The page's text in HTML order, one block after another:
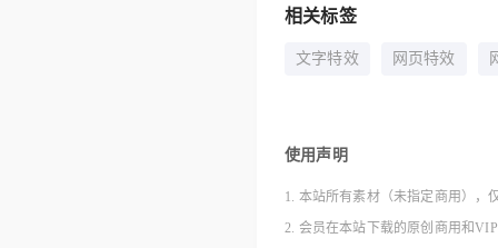
相关标签
文字特效 网页特效
使用声明
1. 本站所有素材（未指定商用），
2. 会员在本站下载的原创商用和